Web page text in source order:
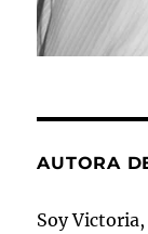
AUTORA
Soy